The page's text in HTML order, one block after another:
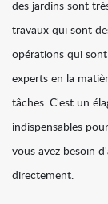
des jardins sont
travaux qui sont
opérations qui
experts en la
tâches. C'est un
indispensables
vous avez besoin
directement.